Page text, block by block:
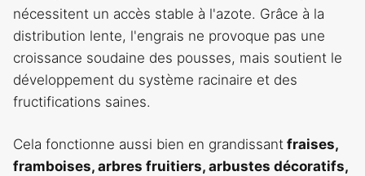
nécessitent un accès stable à l'azote. Grâce à la
distribution lente, l'engrais ne provoque pas une
croissance soudaine des pousses, mais soutient le
développement du système racinaire et des
fructifications saines.
Cela fonctionne aussi bien en grandissant fraises,
framboises, arbres fruitiers, arbustes décoratifs,